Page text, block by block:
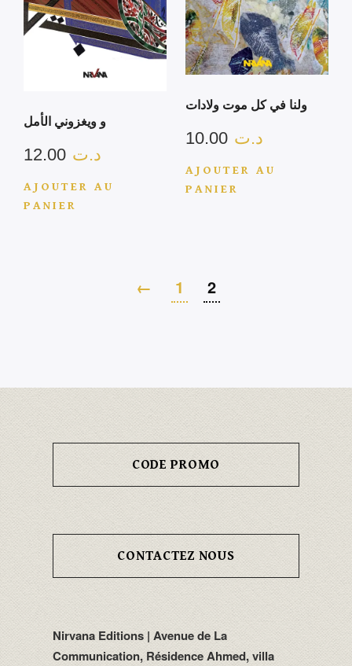
و ويغزوني الأمل
د.ت
AJOUTER AU
PANIER
ولنا في كل موت ولادات
د.ت 10.00
AJOUTER AU
PANIER
← 1 2
CODE PROMO
CONTACTEZ NOUS
Nirvana Editions | Avenue de La
Communication, Résidence Ahmed, villa